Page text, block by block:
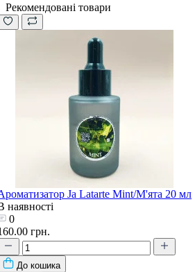
Рекомендовані товари
Ja Latarte Mint/М'ята 20 мл
наявності
0
грн.
До кошика